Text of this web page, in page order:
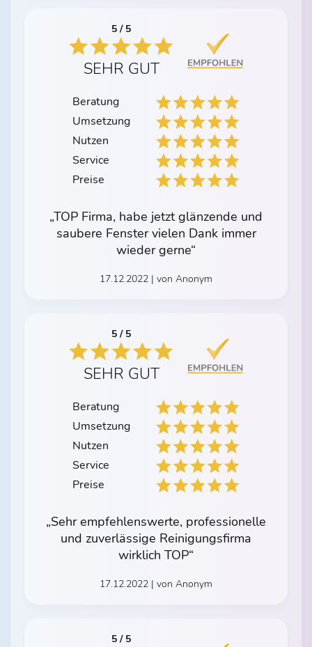
5 / 5
SEHR GUT
Beratung
Umsetzung
Nutzen
Service
Preise
„TOP Firma, habe jetzt glänzende und
saubere Fenster vielen Dank immer
wieder gerne“
17.12.2022 | von Anonym
5 / 5
SEHR GUT
Beratung
Umsetzung
Nutzen
Service
Preise
„Sehr empfehlenswerte, professionelle
und zuverlässige Reinigungsfirma
wirklich TOP“
17.12.2022 | von Anonym
5 / 5